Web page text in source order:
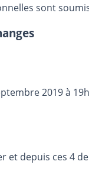
sont
2019 à
et depuis ces 4